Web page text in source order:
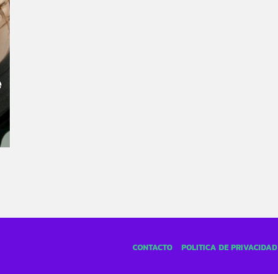
CONTACTO POLÍTICA DE PRIVACIDAD